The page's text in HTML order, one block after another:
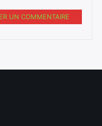
UN COMMENTAIRE